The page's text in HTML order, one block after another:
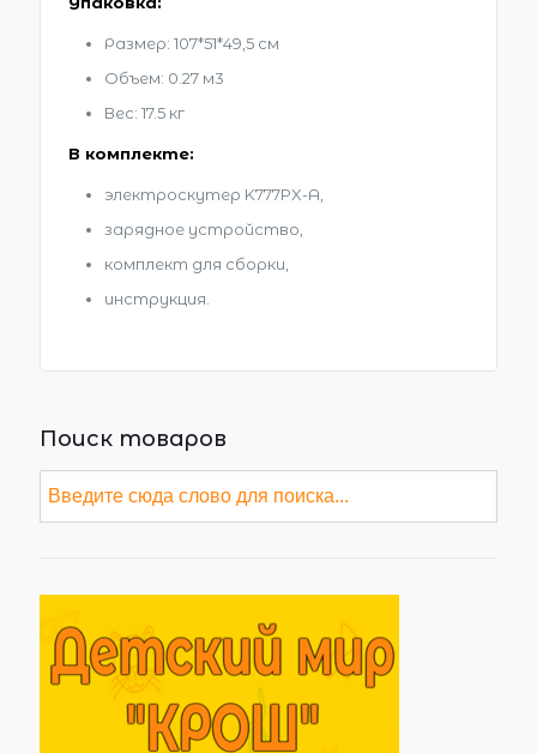
Размер: 107*51*49,5 см
Объем: 0.27 м3
Вес: 17.5 кг
В комплекте:
электроскутер K777PX-A,
зарядное устройство,
комплект для сборки,
инструкция.
Поиск товаров